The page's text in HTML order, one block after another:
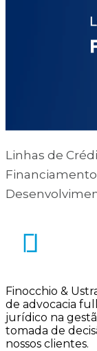
Linhas de
Finocchio &
de advocacia
jurídico na
tomada de
nossos clientes.